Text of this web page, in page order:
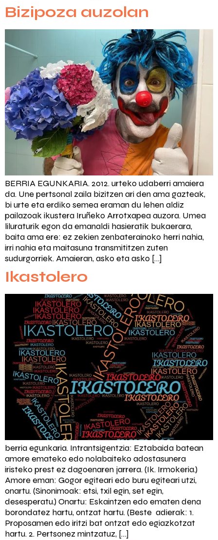
Bizipoza auzolan
BERRIA EGUNKARIA. 2012. urteko udaberri amaiera
da. Une pertsonal zaila bizitzen ari den ama gazteak,
bi urte eta erdiko semea eraman du lehen aldiz
pailazoak ikustera Iruñeko Arrotxapea auzora. Umea
liluraturik egon da emanaldi hasieratik bukaerara,
baita ama ere: ez zekien zenbaterainoko herri nahia,
irri nahia eta maitasuna transmititzen zuten
sudurgorriek. Amaieran, asko eta asko […]
Ikastolero
berria egunkaria. Intrantsigentzia: Eztabaida batean
amore emateko edo nolabaiteko adostasunera
iristeko prest ez dagoenaren jarrera. (Ik. Irmokeria.)
Amore eman: Gogor egiteari edo buru egiteari utzi,
onartu. (Sinonimoak: etsi, txil egin, set egin,
desesperatu.) Onartu: Eskaintzen edo ematen dena
borondatez hartu, ontzat hartu. (Beste adierak: 1.
Proposamen edo iritzi bat ontzat edo egiazkotzat
hartu. 2. Pertsonez mintzatuz, […]